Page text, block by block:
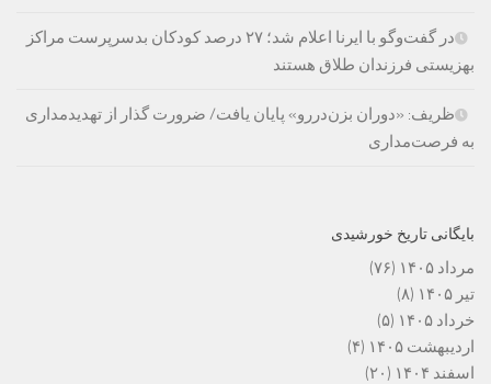
در گفت‌وگو با ایرنا اعلام شد؛ ۲۷ درصد کودکان بدسرپرست مراکز
بهزیستی فرزندان طلاق هستند
ظریف: «دوران بزن‌دررو» پایان یافت/ ضرورت گذار از تهدیدمداری
به فرصت‌مداری
بایگانی تاریخ خورشیدی
مرداد ۱۴۰۵
(۷۶)
تیر ۱۴۰۵
(۸)
خرداد ۱۴۰۵
(۵)
اردیبهشت ۱۴۰۵
(۴)
اسفند ۱۴۰۴
(۲۰)